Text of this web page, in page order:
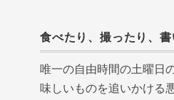
食べたり、撮ったり、書
唯一の自由時間の土曜日
味しいものを追いかける